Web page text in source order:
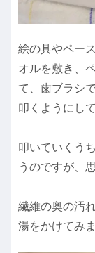
絵の具やペー
オルを敷き、
て、歯ブラシ
叩くようにし
叩いていくう
うのですが、
繊維の奥の汚
湯をかけてみ